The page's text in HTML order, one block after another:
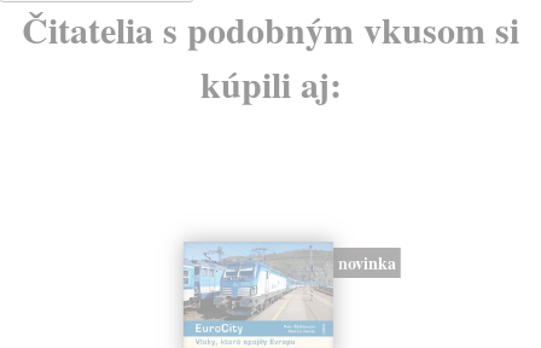
Čitatelia s podobným vkusom si
kúpili aj:
novinka